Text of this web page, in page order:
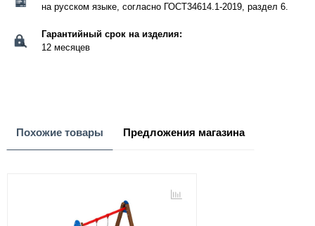
на русском языке, согласно ГОСТ34614.1-2019, раздел 6.
Гарантийный срок на изделия:
12 месяцев
Похожие товары Предложения магазина